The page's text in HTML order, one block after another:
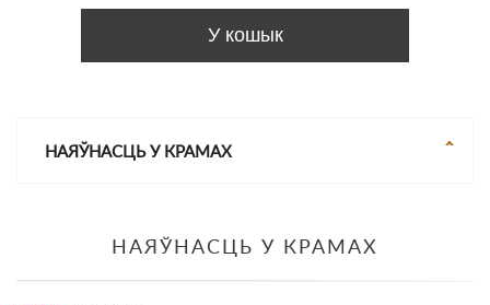
У кошык
НАЯЎНАСЦЬ У КРАМАХ
НАЯЎНАСЦЬ У КРАМАХ